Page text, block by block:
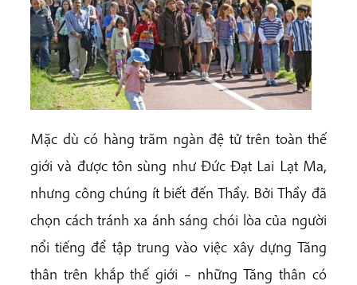
Mặc dù có hàng trăm ngàn đệ tử trên toàn thế
giới và được tôn sùng như Đức Đạt Lai Lạt Ma,
nhưng công chúng ít biết đến Thầy. Bởi Thầy đã
chọn cách tránh xa ánh sáng chói lòa của người
nổi tiếng để tập trung vào việc xây dựng Tăng
thân trên khắp thế giới – những Tăng thân có